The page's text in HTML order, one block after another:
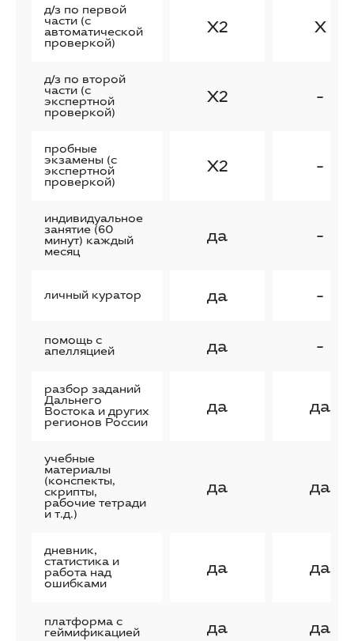
д/з по первой
части (с
автоматической
проверкой)
X2 X
д/з по второй
части (с
экспертной
проверкой)
X2 -
пробные
экзамены (с
экспертной
проверкой)
X2 -
индивидуальное
занятие (60
минут) каждый
месяц
да -
личный куратор да -
помощь с
апелляцией
да -
разбор заданий
Дальнего
Востока и других
регионов России
да да
учебные
материалы
(конспекты,
скрипты,
рабочие тетради
и т.д.)
да да
дневник,
статистика и
работа над
ошибками
да да
платформа с
геймификацией
да да